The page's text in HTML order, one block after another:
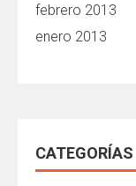
febrero 2013
enero 2013
CATEGORÍAS